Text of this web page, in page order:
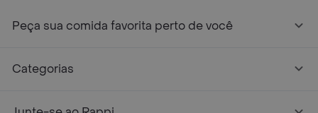
Peça sua comida favorita perto de você
Categorias